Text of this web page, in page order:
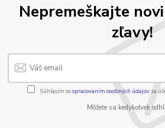
Nepremeškajte
zľavy!
Súhlasím sospracovaním osobných údajov za
Môžete sa kedykoľvek